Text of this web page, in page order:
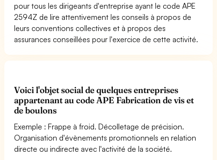
pour tous les dirigeants d'entreprise ayant le code APE
2594Z de lire attentivement les conseils à propos de
leurs conventions collectives et à propos des
assurances conseillées pour l'exercice de cette activité.
Voici l'objet social de quelques entreprises
appartenant au code APE Fabrication de vis et
de boulons
Exemple : Frappe à froid. Décolletage de précision.
Organisation d'évènements promotionnels en relation
directe ou indirecte avec l'activité de la société.